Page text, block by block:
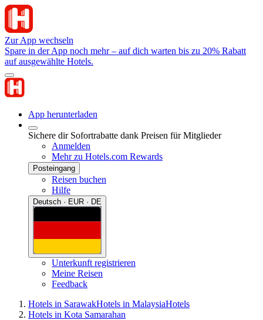
Zur App wechseln
Spare in der App noch mehr – auf dich warten bis zu 20% Rabatt
auf ausgewählte Hotels.
App herunterladen
Sichere dir Sofortrabatte dank Preisen für Mitglieder
Anmelden
Mehr zu Hotels.com Rewards
Posteingang
Reisen buchen
Hilfe
Deutsch · EUR · DE
Unterkunft registrieren
Meine Reisen
Feedback
Hotels in SarawakHotels in MalaysiaHotels
Hotels in Kota Samarahan